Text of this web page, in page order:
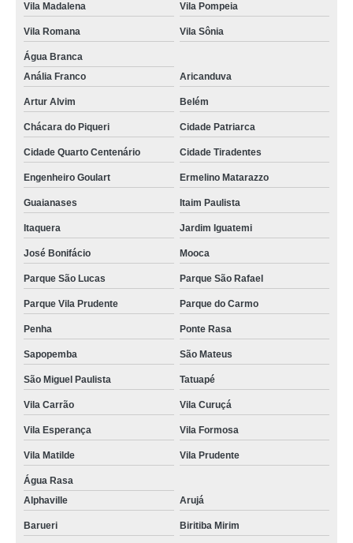
cordão para crachá digital Morumbi
fábrica de cordão para crachá orçamento Pinheiros
gráfica de cordão para crachá Tucuruvi
empresas que fazem cordão para crachá em silk Vila Endres
cordão de crachá poliéster Embu Guaçú
gráfica de cordão de crachá poliéster Perus
empresas que fazem cordão para crachá Parque Novo Mundo
cordões para crachás digital Socorro
cordão de crachá Jandira
gráfica de cordão para crachá Saúde
cordões poliéster para crachás Freguesia do Ó
gráfica de cordão de crachá Vila Guilherme
gráfica de cordão poliéster para crachá Embu Guaçú
gráfica de cordão para crachá digital Ribeirão Preto
fábrica de cordão para crachá Itupeva
gráfica de cordão em poliéster para crachá Arujá
cordões para crachás em poliéster Pedreira
empresas que fazem cordão poliéster para crachá Perdizes
cordões em poliéster para crachás Arujá
Vila Madalena Vila Pompeia
Vila Romana Vila Sônia
Água Branca
Anália Franco
Aricanduva
Artur Alvim Belém
Chácara do Piqueri Cidade Patriarca
Cidade Quarto Centenário Cidade Tiradentes
Engenheiro Goulart Ermelino Matarazzo
Guaianases Itaim Paulista
Itaquera Jardim Iguatemi
José Bonifácio Mooca
Parque São Lucas Parque São Rafael
Parque Vila Prudente Parque do Carmo
Penha Ponte Rasa
Sapopemba São Mateus
São Miguel Paulista Tatuapé
Vila Carrão Vila Curuçá
Vila Esperança Vila Formosa
Vila Matilde Vila Prudente
Água Rasa
Alphaville
Arujá
Barueri Biritiba Mirim